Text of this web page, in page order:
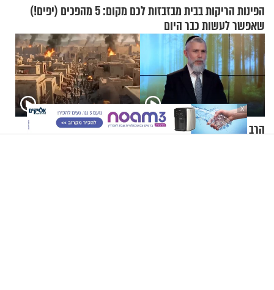
הפינות הריקות בבית מבזבזות לכם מקום: 5 מהפכים (יפים!)
שאפשר לעשות כבר היום
הרב זמיר כהן - מהי אמונה?
תשעה באב | מסע לירושלים
X